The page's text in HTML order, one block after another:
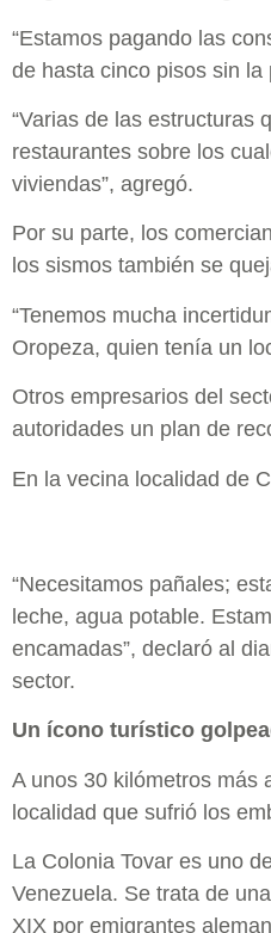
“Estamos pagando las
de hasta cinco pisos sin la
“Varias de las estructuras
restaurantes sobre los
viviendas”, agregó.
Por su parte, los
los sismos también se
“Tenemos mucha
Oropeza, quien tenía un
Otros empresarios del
autoridades un plan de
En la vecina localidad de
“Necesitamos pañales;
leche, agua potable.
encamadas”, declaró al
sector.
Un ícono turístico
A unos 30 kilómetros más
localidad que sufrió los
La Colonia Tovar es uno
Venezuela. Se trata de
XIX por emigrantes